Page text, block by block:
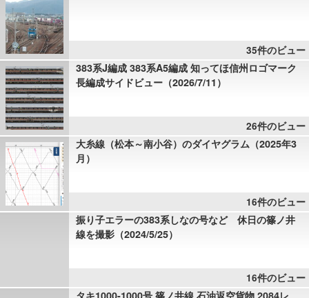
35件のビュー
383系J編成 383系A5編成 知ってほ信州ロゴマーク
長編成サイドビュー（2026/7/11）
26件のビュー
大糸線（松本～南小谷）のダイヤグラム（2025年3
月）
16件のビュー
振り子エラーの383系しなの号など 休日の篠ノ井
線を撮影（2024/5/25）
16件のビュー